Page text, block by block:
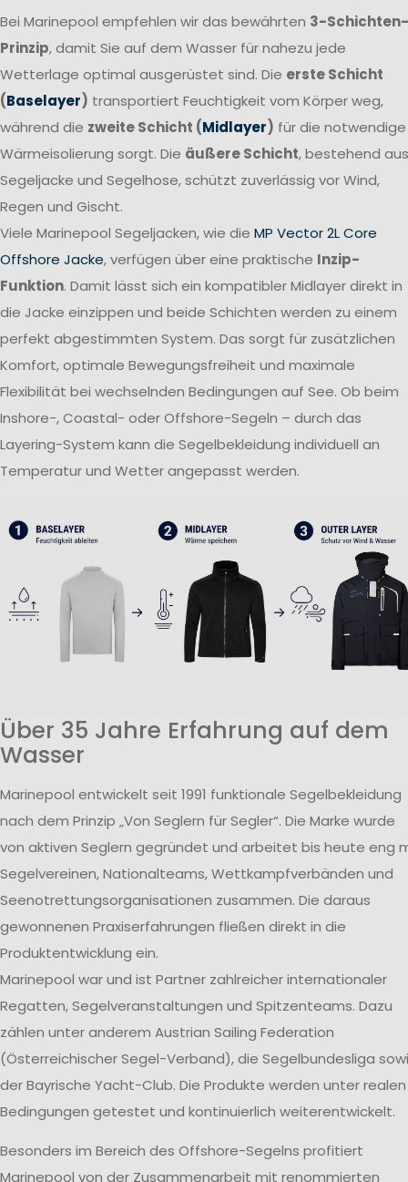
Bei Marinepool empfehlen wir das bewährten 3-Schichten-
Prinzip, damit Sie auf dem Wasser für nahezu jede
Wetterlage optimal ausgerüstet sind. Die erste Schicht
(Baselayer) transportiert Feuchtigkeit vom Körper weg,
während die zweite Schicht (Midlayer) für die notwendige
Wärmeisolierung sorgt. Die äußere Schicht, bestehend aus
Segeljacke und Segelhose, schützt zuverlässig vor Wind,
Regen und Gischt.
Viele Marinepool Segeljacken, wie die MP Vector 2L Core
Offshore Jacke, verfügen über eine praktische Inzip-
Funktion. Damit lässt sich ein kompatibler Midlayer direkt in
die Jacke einzippen und beide Schichten werden zu einem
perfekt abgestimmten System. Das sorgt für zusätzlichen
Komfort, optimale Bewegungsfreiheit und maximale
Flexibilität bei wechselnden Bedingungen auf See. Ob beim
Inshore-, Coastal- oder Offshore-Segeln – durch das
Layering-System kann die Segelbekleidung individuell an
Temperatur und Wetter angepasst werden.
Über 35 Jahre Erfahrung auf dem
Wasser
Marinepool entwickelt seit 1991 funktionale Segelbekleidung
nach dem Prinzip „Von Seglern für Segler“. Die Marke wurde
von aktiven Seglern gegründet und arbeitet bis heute eng
Segelvereinen, Nationalteams, Wettkampfverbänden und
Seenotrettungsorganisationen zusammen. Die daraus
gewonnenen Praxiserfahrungen fließen direkt in die
Produktentwicklung ein.
Marinepool war und ist Partner zahlreicher internationaler
Regatten, Segelveranstaltungen und Spitzenteams. Dazu
zählen unter anderem Austrian Sailing Federation
(Österreichischer Segel-Verband), die Segelbundesliga
der Bayrische Yacht-Club. Die Produkte werden unter realen
Bedingungen getestet und kontinuierlich weiterentwickelt.
Besonders im Bereich des Offshore-Segelns profitiert
Marinepool von der Zusammenarbeit mit renommierten